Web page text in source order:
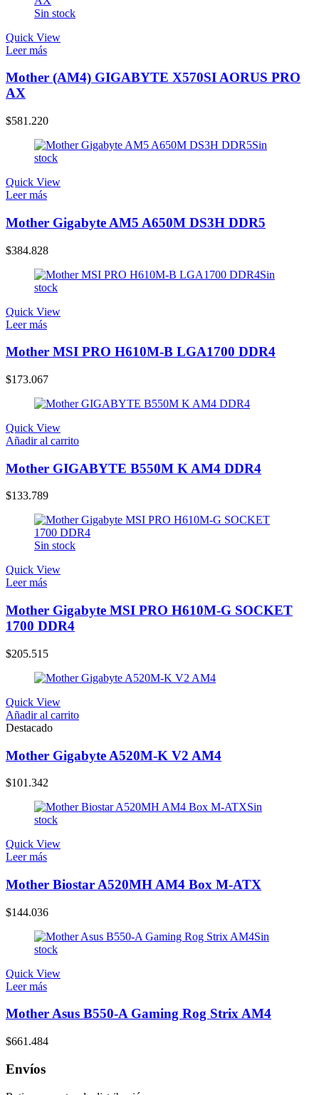
Sin stock
Quick View
Leer más
Mother (AM4) GIGABYTE X570SI AORUS PRO
AX
$581.220
Sin
stock
Quick View
Leer más
Mother Gigabyte AM5 A650M DS3H DDR5
$384.828
Sin
stock
Quick View
Leer más
Mother MSI PRO H610M-B LGA1700 DDR4
$173.067
Quick View
Añadir al carrito
Mother GIGABYTE B550M K AM4 DDR4
$133.789
Sin stock
Quick View
Leer más
Mother Gigabyte MSI PRO H610M-G SOCKET
1700 DDR4
$205.515
Quick View
Añadir al carrito
Destacado
Mother Gigabyte A520M-K V2 AM4
$101.342
Sin
stock
Quick View
Leer más
Mother Biostar A520MH AM4 Box M-ATX
$144.036
Sin
stock
Quick View
Leer más
Mother Asus B550-A Gaming Rog Strix AM4
$661.484
Envíos